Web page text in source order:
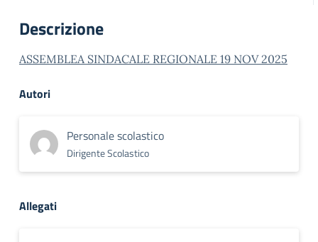
Descrizione
ASSEMBLEA SINDACALE REGIONALE 19 NOV 2025
Autori
Personale scolastico
Dirigente Scolastico
Allegati